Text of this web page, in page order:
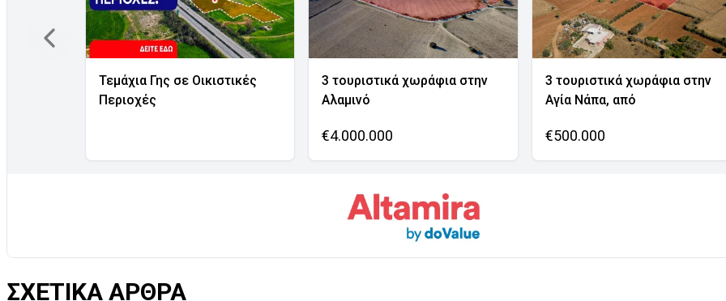
Τεμάχια Γης σε Οικιστικές
Περιοχές
3 τουριστικά χωράφια στην
Αλαμινό
€4.000.000
3 τουριστικά χωράφια στην
Αγία Νάπα, από
€500.000
ΣΧΕΤΙΚΑ ΑΡΘΡΑ